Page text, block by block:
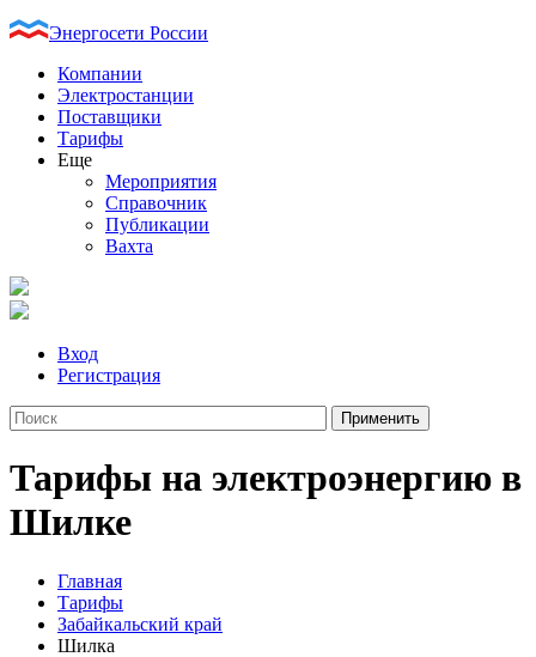
Энергосети России
Компании
Электростанции
Поставщики
Тарифы
Еще
Мероприятия
Справочник
Публикации
Вахта
Вход
Регистрация
Тарифы на электроэнергию в
Шилке
Главная
Тарифы
Забайкальский край
Шилка